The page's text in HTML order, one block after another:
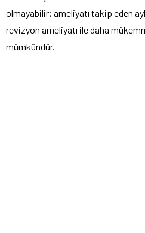
olmayabilir; ameliyatı takip eden
revizyon ameliyatı ile daha
mümkündür.